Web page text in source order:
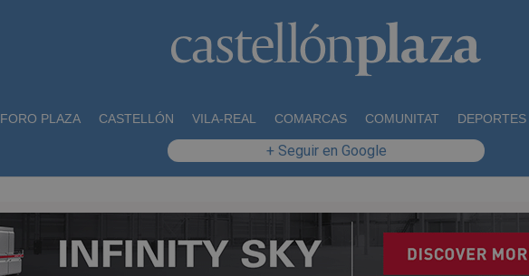
FORO PLAZA CASTELLÓN VILA-REAL COMARCAS COMUNITAT DEPORTES
+ Seguir en Google